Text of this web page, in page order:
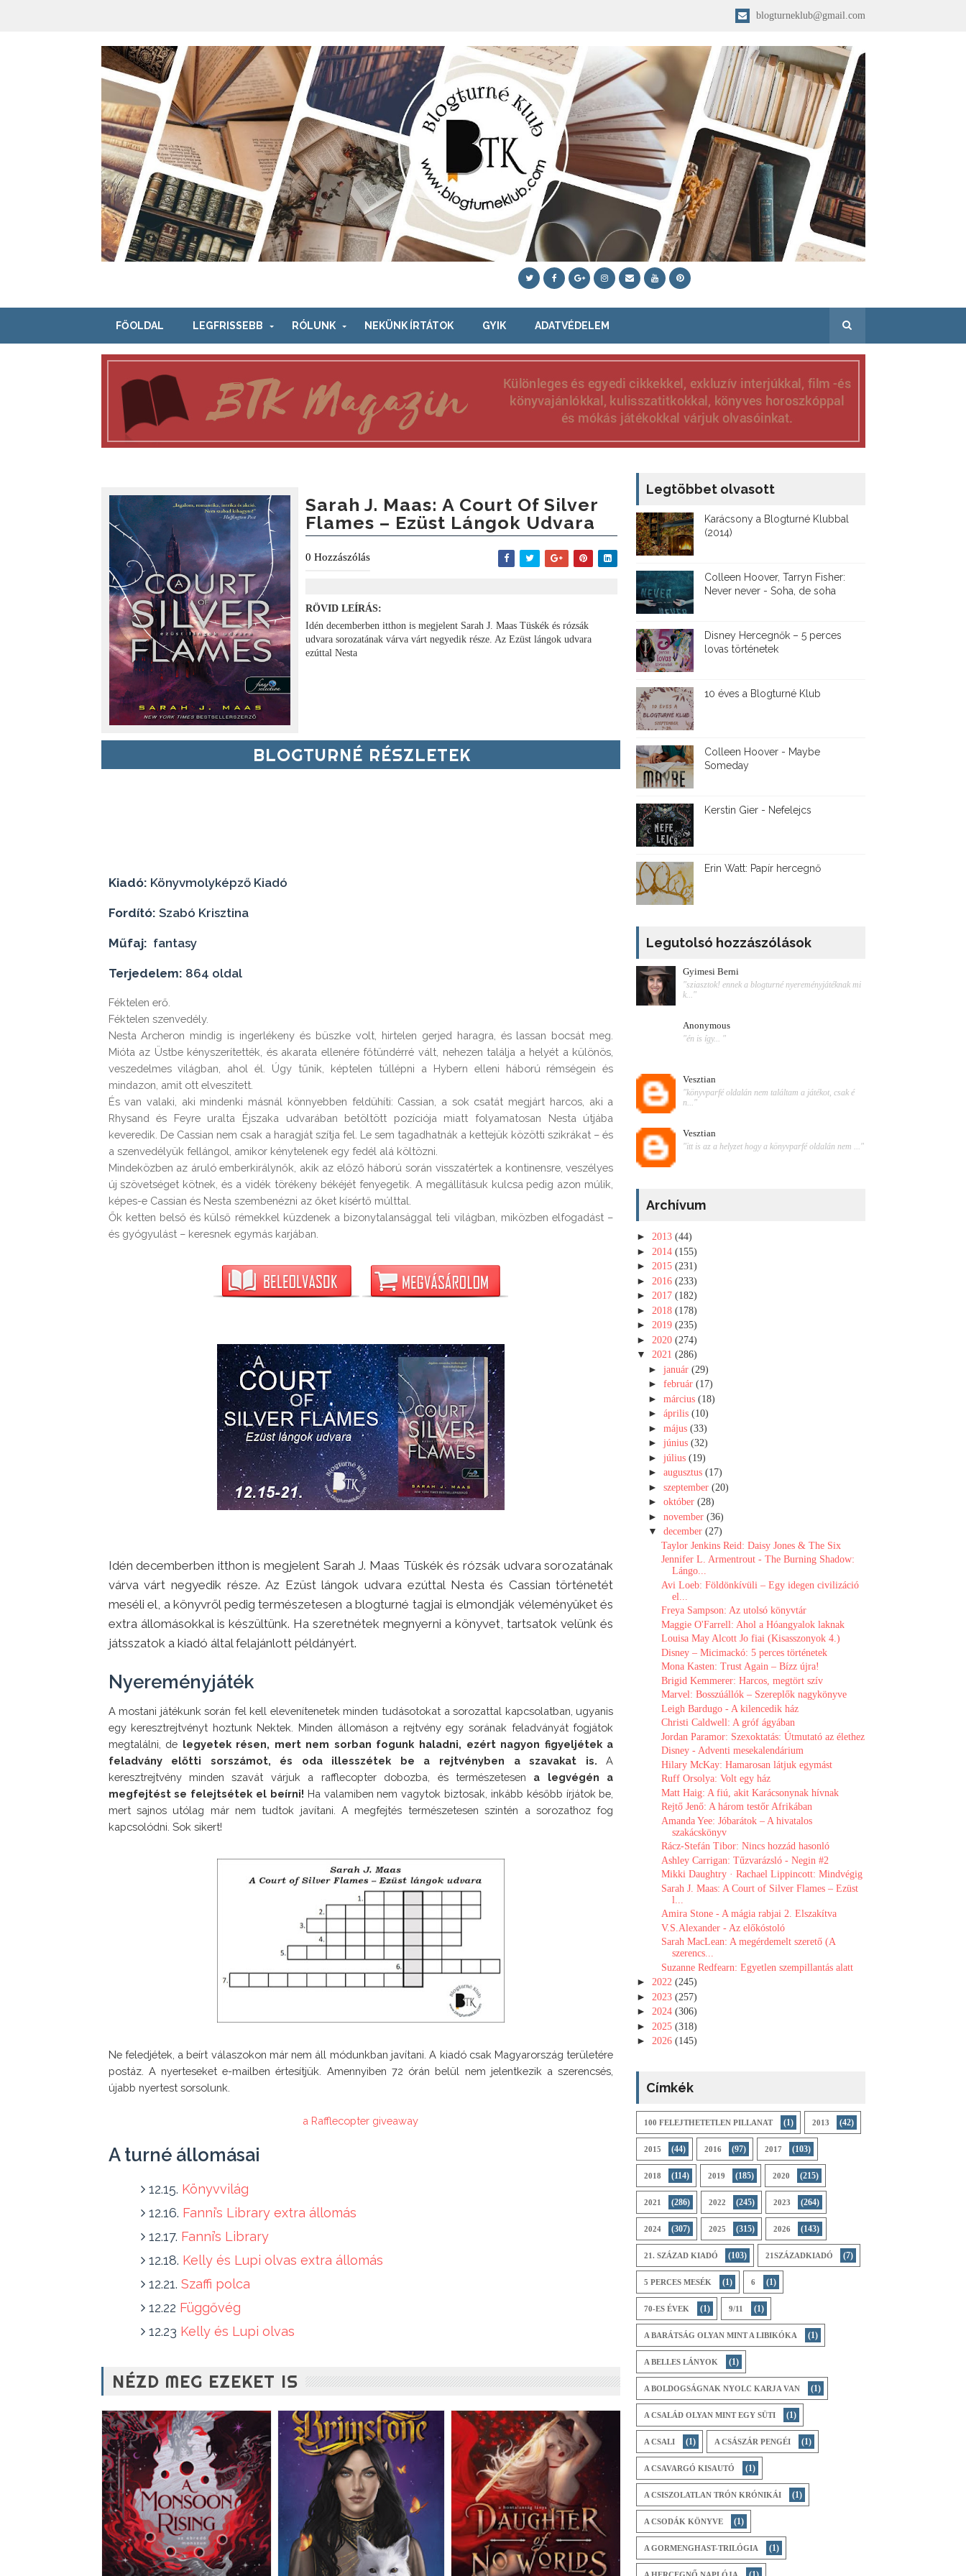
blogturneklub@gmail.com
FŐOLDAL LEGFRISSEBB RÓLUNK NEKÜNK ÍRTÁTOK GYIK ADATVÉDELEM
Sarah J. Maas: A ​Court Of Silver
Flames – Ezüst Lángok Udvara
0 Hozzászólás
RÖVID LEÍRÁS:
Idén decemberben itthon is megjelent Sarah J. Maas Tüskék és rózsák
udvara sorozatának várva várt negyedik része. Az Ezüst lángok udvara
ezúttal Nesta
BLOGTURNÉ RÉSZLETEK
Kiadó: Könyvmolyképző Kiadó
Fordító: Szabó Krisztina
Műfaj: fantasy
Terjedelem: 864 oldal
Féktelen erő.
Féktelen szenvedély.
Nesta Archeron mindig is ingerlékeny és büszke volt, hirtelen gerjed haragra, és lassan bocsát meg.
Mióta az Üstbe kényszerítették, és akarata ellenére főtündérré vált, nehezen találja a helyét a különös,
veszedelmes világban, ahol él. Úgy tűnik, képtelen túllépni a Hybern elleni háború rémségein és
mindazon, amit ott elveszített.
És van valaki, aki mindenki másnál könnyebben feldühíti: Cassian, a sok csatát megjárt harcos, aki a
Rhysand és Feyre uralta Éjszaka udvarában betöltött pozíciója miatt folyamatosan Nesta útjába
keveredik. De Cassian nem csak a haragját szítja fel. Le sem tagadhatnák a kettejük közötti szikrákat – és
a szenvedélyük fellángol, amikor kénytelenek egy fedél alá költözni.
Mindeközben az áruló emberkirálynők, akik az előző háború során visszatértek a kontinensre, veszélyes
új szövetséget kötnek, és a vidék törékeny békéjét fenyegetik. A megállításuk kulcsa pedig azon múlik,
képes-e Cassian és Nesta szembenézni az őket kísértő múlttal.
Ők ketten belső és külső rémekkel küzdenek a bizonytalansággal teli világban, miközben elfogadást –
és gyógyulást – keresnek egymás karjában.
Idén decemberben itthon is megjelent Sarah J. Maas Tüskék és rózsák udvara sorozatának
várva várt negyedik része. Az Ezüst lángok udvara ezúttal Nesta és Cassian történetét
meséli el, a könyvről pedig természetesen a blogturné tagjai is elmondják véleményüket és
extra állomásokkal is készültünk. Ha szeretnétek megnyerni a könyvet, tartsatok velünk és
játsszatok a kiadó által felajánlott példányért.
Nyereményjáték
A mostani játékunk során fel kell elevenítenetek minden tudásotokat a sorozattal kapcsolatban, ugyanis
egy keresztrejtvényt hoztunk Nektek. Minden állomáson a rejtvény egy sorának feladványát fogjátok
megtalálni, de legyetek résen, mert nem sorban fogunk haladni, ezért nagyon figyeljétek a
feladvány előtti sorszámot, és oda illesszétek be a rejtvényben a szavakat is. A
keresztrejtvény minden szavát várjuk a rafflecopter dobozba, és természetesen a legvégén a
megfejtést se felejtsétek el beírni! Ha valamiben nem vagytok biztosak, inkább később írjátok be,
mert sajnos utólag már nem tudtok javítani. A megfejtés természetesen szintén a sorozathoz fog
Ne feledjétek, a beírt válaszokon már nem áll módunkban javítani. A kiadó csak Magyarország területére
postáz. A nyerteseket e-mailben értesítjük. Amennyiben 72 órán belül nem jelentkezik a szerencsés,
újabb nyertest sorsolunk.
a Rafflecopter giveaway
A turné állomásai
12.15. Könyvvilág
12.16. Fanni’s Library extra állomás
12.17. Fanni’s Library
12.18. Kelly és Lupi olvas extra állomás
12.21. Szaffi polca
12.22 Függővég
12.23 Kelly és Lupi olvas
NÉZD MEG EZEKET IS
Legtöbbet olvasott
Karácsony a Blogturné Klubbal
(2014)
Colleen Hoover, Tarryn Fisher:
Never never - Soha, de soha
Disney ​Hercegnők – 5 perces
lovas történetek
10 éves a Blogturné Klub
Colleen Hoover - Maybe
Someday
Kerstin Gier - Nefelejcs
Erin Watt: Papír hercegnő
Legutolsó hozzászólások
Gyimesi Berni
"sziasztok! ennek a blogturné nyereményjátéknak mi
k..."
Anonymous
"én is így... "
Vesztian
"könyvparfé oldalán nem találtam a játékot, csak é
n..."
Vesztian
"itt is az a helyzet hogy a könyvparfé oldalán nem ..."
Archívum
► 2013 (44)
► 2014 (155)
► 2015 (231)
► 2016 (233)
► 2017 (182)
► 2018 (178)
► 2019 (235)
► 2020 (274)
▼ 2021 (286)
►január(29)
►február(17)
►március(18)
►április(10)
►május(33)
►június(32)
►július(19)
►augusztus(17)
►szeptember(20)
►október(28)
►november(36)
▼ december(27)
Taylor Jenkins Reid: Daisy Jones & The Six
Jennifer L. Armentrout - The Burning Shadow:
Lángo...
Avi Loeb: Földönkívüli – Egy idegen civilizáció
el...
Freya Sampson: Az utolsó könyvtár
Maggie O'Farrell: Ahol a Hóangyalok laknak
Louisa May Alcott Jo ​fiai (Kisasszonyok 4.)
Disney ​– Micimackó: 5 perces történetek
Mona Kasten: Trust Again – Bízz újra!
Brigid Kemmerer: Harcos, megtört szív
Marvel: ​Bosszúállók – Szereplők nagykönyve
Leigh Bardugo - A kilencedik ház
Christi Caldwell: A ​gróf ágyában
Jordan Paramor: Szexoktatás: Útmutató az élethez
Disney - Adventi mesekalendárium
Hilary McKay: Hamarosan ​látjuk egymást
Ruff Orsolya: Volt egy ház
Matt Haig: A fiú, akit Karácsonynak hívnak
Rejtő Jenő: A három testőr Afrikában
Amanda Yee: Jóbarátok ​– A hivatalos
szakácskönyv
Rácz-Stefán Tibor: Nincs hozzád hasonló
Ashley Carrigan: Tűzvarázsló - Negin #2
Mikki Daughtry · Rachael Lippincott: Mindvégig
Sarah J. Maas: A ​Court of Silver Flames – Ezüst
l...
Amira Stone - A mágia rabjai 2. Elszakítva
V.S.Alexander - Az előkóstoló
Sarah MacLean: A ​megérdemelt szerető (A
szerencs...
Suzanne Redfearn: Egyetlen szempillantás alatt
► 2022 (245)
► 2023 (257)
► 2024 (306)
► 2025 (318)
► 2026 (145)
Címkék
100 FELEJTHETETLEN PILLANAT (1) 2013 (42)
2015 (44) 2016 (97) 2017 (103)
2018 (114) 2019 (185) 2020 (215)
2021 (286) 2022 (245) 2023 (264)
2024 (307) 2025 (315) 2026 (143)
21. SZÁZAD KIADÓ (103) 21SZÁZADKIADÓ (7)
5 PERCES MESÉK (1) 6 (1)
70-ES ÉVEK (1) 9/11 (1)
A BARÁTSÁG OLYAN MINT A LIBIKÓKA (1)
A BELLES LÁNYOK (1)
A BOLDOGSÁGNAK NYOLC KARJA VAN (1)
A CSALÁD OLYAN MINT EGY SÜTI (1)
A CSALI (1) A CSÁSZÁR PENGÉI (1)
A CSAVARGÓ KISAUTÓ (1)
A CSISZOLATLAN TRÓN KRÓNIKÁI (1)
A CSODÁK KÖNYVE (1)
A GORMENGHAST-TRILÓGIA (1)